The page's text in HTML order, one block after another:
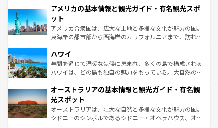
ンツ一覧を参照してほしい。
の建物がそのまま残る町や、スイスならではのユニークな
博物館もあり、アルプス観光だけでなく町歩きも満喫する
ことができる。国民の所得が高いため物価も高いが、旅行
者向けの交通パス提供のサービスもあり、うまく活用すれ
着のスイス情報は
アメリカの基本情報と観光ガイド・有名観光スポ
ット
アメリカ合衆国は、広大な土地と多様な文化が魅力の国。
東海岸の都市部から西海岸のカリフォルニアまで、訪れる
のような巨大都市は、観光、ショッピング、エンターテイ
ンメントが詰まった刺激的なスポットだ。一方、アメリカ
西部には大自然が広がり、グランドキャニオンやイエロー
部のニューオーリンズでは、音楽と美食が融合した独特の
文化が魅力。旅行者はアメリカの各地域で異なる魅力を楽
しみながら、その多様性と豊かな歴史を感じることができ
るだろう。車でのロードトリップや列車の旅も、アメリカ
ハワイ
年間を通じて温暖な気候に恵まれ、多くの島で構成される
ハワイは、どの島も独自の魅力をもっている。大自然の神
ワイ島は見逃せない。また、定番の観光地といえばオアフ
島だが、静かな自然を求めるならマウイ島やカウアイ島が
おすすめ。エメラルドグリーンに輝く海をはじめ、豊かな
文化や歴史が息づいている。「アロハスピリット」と呼ば
オーストラリアの基本情報と観光ガイド・有名観
光スポット
オーストラリアは、壮大な自然と多様な文化が魅力の国。
シドニーのシンボルであるシドニー・オペラハウス、オー